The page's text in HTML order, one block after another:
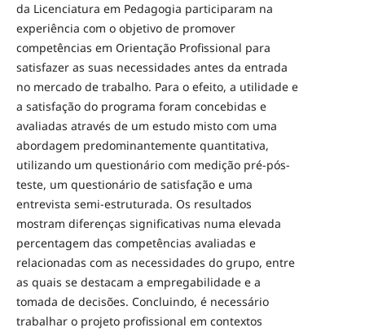
da Licenciatura em Pedagogia participaram na
experiência com o objetivo de promover
competências em Orientação Profissional para
satisfazer as suas necessidades antes da entrada
no mercado de trabalho. Para o efeito, a utilidade e
a satisfação do programa foram concebidas e
avaliadas através de um estudo misto com uma
abordagem predominantemente quantitativa,
utilizando um questionário com medição pré-pós-
teste, um questionário de satisfação e uma
entrevista semi-estruturada. Os resultados
mostram diferenças significativas numa elevada
percentagem das competências avaliadas e
relacionadas com as necessidades do grupo, entre
as quais se destacam a empregabilidade e a
tomada de decisões. Concluindo, é necessário
trabalhar o projeto profissional em contextos